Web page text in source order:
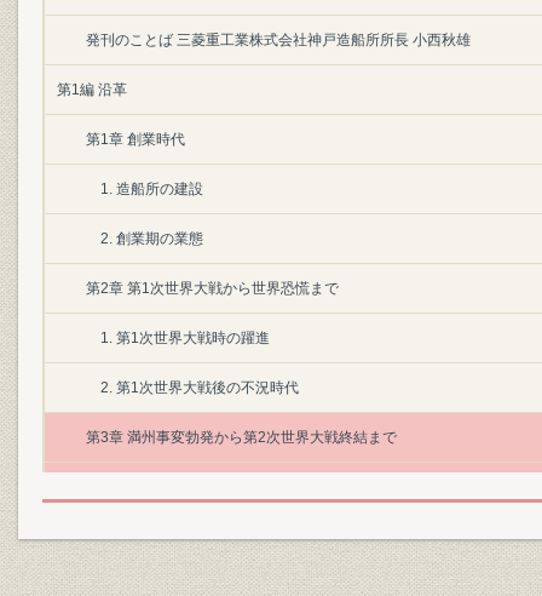
発刊のことば 三菱重工業株式会社神戸造船所所長 小西秋雄
第1編 沿革
第1章 創業時代
1. 造船所の建設
2. 創業期の業態
第2章 第1次世界大戦から世界恐慌まで
1. 第1次世界大戦時の躍進
2. 第1次世界大戦後の不況時代
第3章 満州事変勃発から第2次世界大戦終結まで
2. 戦時中の生産
第4章 終戦から昭和30年まで